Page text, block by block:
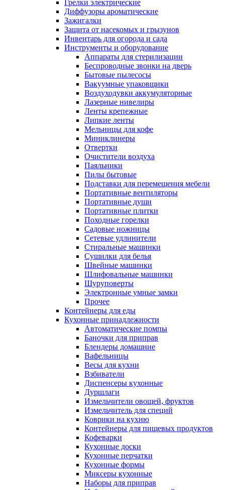
Грелки электрические
Диффузоры ароматические
Зажигалки
Защита от насекомых и грызунов
Инвентарь для огорода и сада
Инструменты и оборудование
Аппараты для стерилизации
Беспроводные звонки на дверь
Бытовые пылесосы
Вакуумные упаковщики
Воздуходувки аккумуляторные
Лазерные нивелиры
Ленты крепежные
Липкие ленты
Мельницы для кофе
Миниклинеры
Отвертки
Очистители воздуха
Паяльники
Пилы бытовые
Подставки для перемещения мебели
Портативные вентиляторы
Портативные души
Портативные плитки
Походные горелки
Садовые ножницы
Сетевые удлинители
Стиральные машинки
Сушилки для белья
Швейные машинки
Шлифовальные машинки
Шуруповерты
Электронные умные замки
Прочее
Контейнеры для еды
Кухонные принадлежности
Автоматические помпы
Баночки для приправ
Блендеры домашние
Вафельницы
Весы для кухни
Взбиватели
Диспенсеры кухонные
Дуршлаги
Измельчители овощей, фруктов
Измельчитель для специй
Коврики на кухню
Контейнеры для пищевых продуктов
Кофеварки
Кухонные доски
Кухонные перчатки
Кухонные формы
Миксеры кухонные
Наборы для приправ